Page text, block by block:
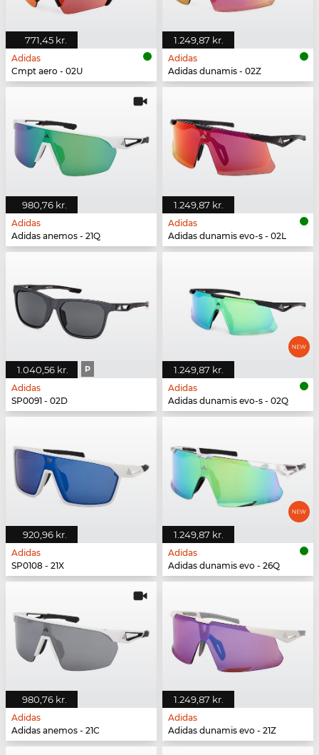
771,45 kr.
Adidas
Cmpt aero - 02U
1.249,87 kr.
Adidas
Adidas dunamis - 02Z
980,76 kr.
Adidas
Adidas anemos - 21Q
1.249,87 kr.
Adidas
Adidas dunamis evo-s - 02L
1.040,56 kr. P
Adidas
SP0091 - 02D
1.249,87 kr.
Adidas
Adidas dunamis evo-s - 02Q
920,96 kr.
Adidas
SP0108 - 21X
1.249,87 kr.
Adidas
Adidas dunamis evo - 26Q
980,76 kr.
Adidas
Adidas anemos - 21C
1.249,87 kr.
Adidas
Adidas dunamis evo - 21Z